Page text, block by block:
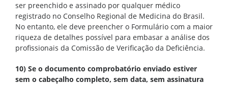
ser preenchido e assinado por qualquer médico
registrado no Conselho Regional de Medicina do Brasil.
No entanto, ele deve preencher o Formulário com a maior
riqueza de detalhes possível para embasar a análise dos
profissionais da Comissão de Verificação da Deficiência.
10) Se o documento comprobatório enviado estiver
sem o cabeçalho completo, sem data, sem assinatura